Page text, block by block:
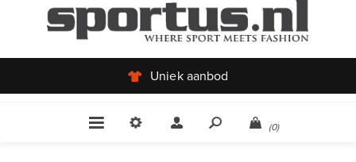
Uniek aanbod
(0)